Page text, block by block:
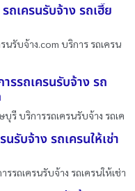
ถเครนรับจ้าง รถเฮี๊ย
นรับจ้าง.com บริการ รถเครน
รรถเครนรับจ้าง รถ
รี บริการรถเครนรับจ้าง รถเค
รับจ้าง รถเครนให้เช่า
รรถเครนรับจ้าง รถเครนให้เช่า